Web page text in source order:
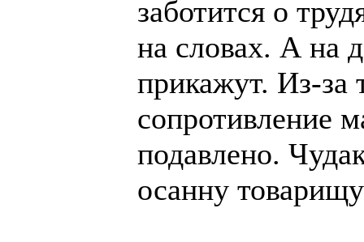
заботится о
на словах. А на
прикажут. Из-за
сопротивление
подавлено.
осанну